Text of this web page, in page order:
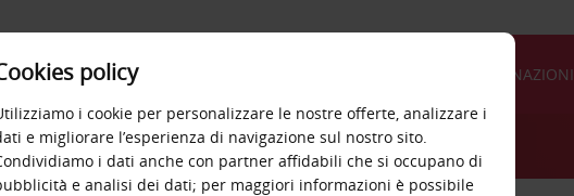
OFFERTE DESTINAZIONI
policy
i cookie per personalizzare le nostre offerte, analizzare i
e migliorare l’esperienza di navigazione sul nostro sito.
i dati anche con partner affidabili che si occupano di
e analisi dei dati; per maggiori informazioni è possibile